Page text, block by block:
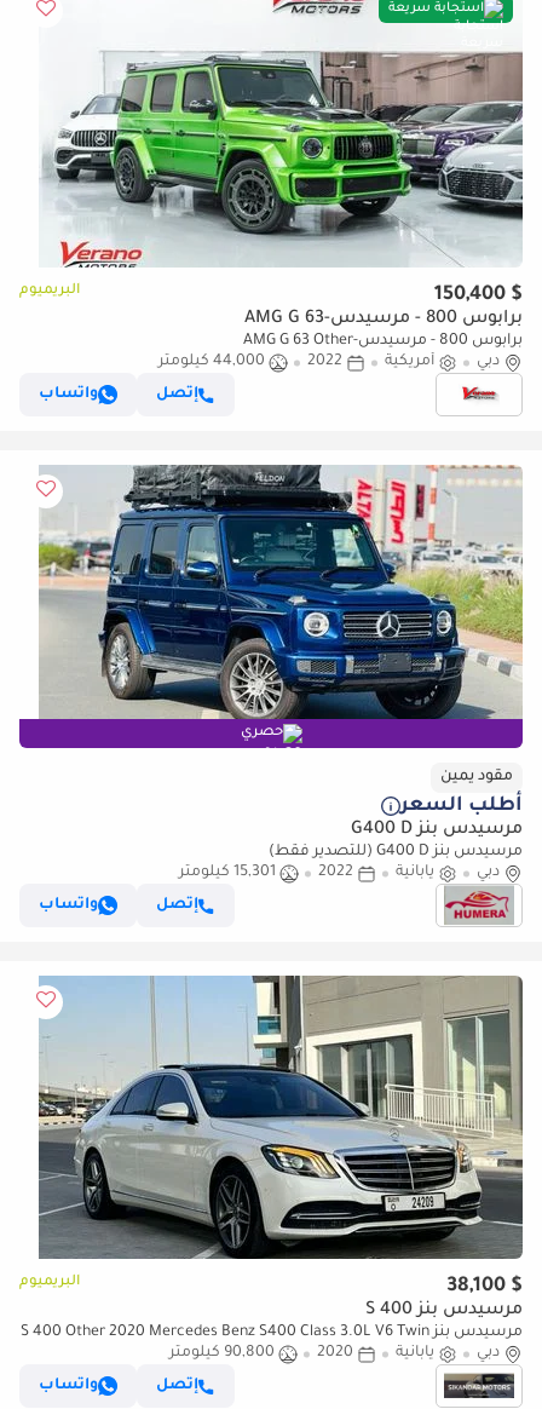
استجابة سريعة
$ 150,400 البريميوم
برابوس 800 - مرسيدس-AMG G 63
برابوس 800 - مرسيدس-AMG G 63 Other
دبي
أمريكية 2022
44,000 كيلومتر
إتصل
واتساب
حصري
مقود يمين
أطلب السعر
مرسيدس بنز G400 D
مرسيدس بنز G400 D (للتصدير فقط)
دبي
يابانية 2022
15,301 كيلومتر
إتصل
واتساب
$ 38,100 البريميوم
مرسيدس بنز S 400
مرسيدس بنز S 400 Other 2020 Mercedes Benz S400 Class 3.0L V6 Twin
Turbo Japanese Specs Full Option - 360* CAM HUD - Full Pa
دبي يابانية 2020
90,800 كيلومتر
إتصل
واتساب